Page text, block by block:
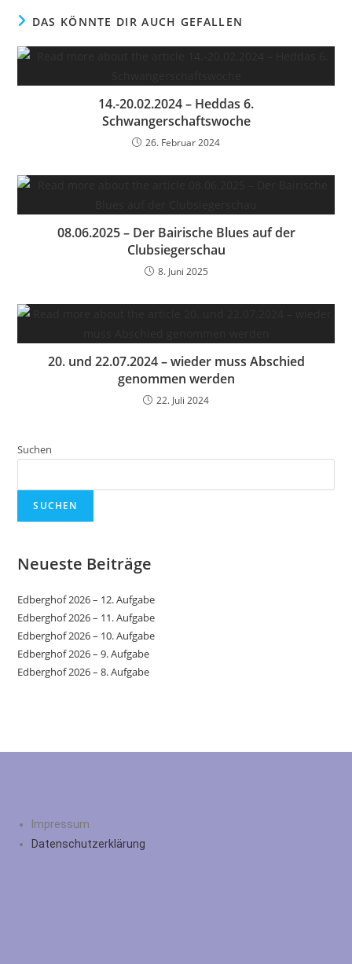
DAS KÖNNTE DIR AUCH GEFALLEN
14.-20.02.2024 – Heddas 6.
Schwangerschaftswoche
26. Februar 2024
08.06.2025 – Der Bairische Blues auf der
Clubsiegerschau
8. Juni 2025
20. und 22.07.2024 – wieder muss Abschied
genommen werden
22. Juli 2024
Suchen
SUCHEN
Neueste Beiträge
Edberghof 2026 – 12. Aufgabe
Edberghof 2026 – 11. Aufgabe
Edberghof 2026 – 10. Aufgabe
Edberghof 2026 – 9. Aufgabe
Edberghof 2026 – 8. Aufgabe
Impressum
Datenschutzerklärung